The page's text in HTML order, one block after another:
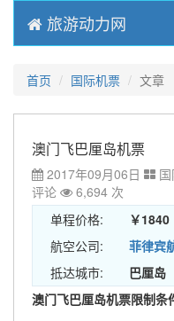
旅游动力网
首页 国际机票 文章
澳门飞巴厘岛机票
2017年09月06日
评论
6,694 次
单程价格:
￥1840
航空公司:
菲律宾
抵达城市:
巴厘岛
澳门飞巴厘岛机票限制条